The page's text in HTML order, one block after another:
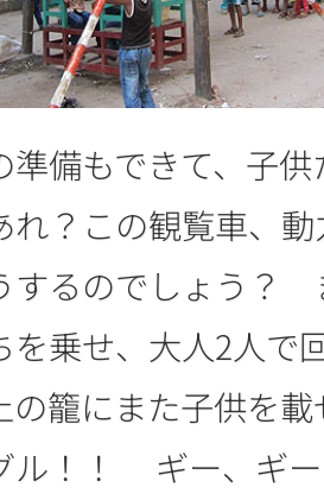
準備もできて、子
？この観覧車、動
するのでしょう？
を乗せ、大人2人で
の籠にまた子供を
ル！！ ギー、ギ